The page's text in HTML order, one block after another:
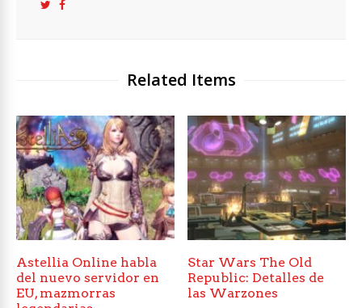
Related Items
Astellia Online habla
del nuevo servidor en
EU, mazmorras
Star Wars The Old
Republic: Detalles de
las Warzones